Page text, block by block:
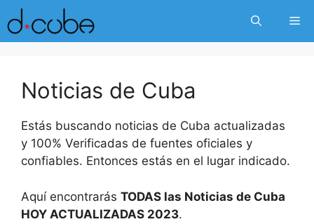
Skip
to
content
Noticias de Cuba
Estás buscando noticias de Cuba actualizadas
y 100% Verificadas de fuentes oficiales y
confiables. Entonces estás en el lugar indicado.
Aquí encontrarás TODAS las Noticias de Cuba
HOY ACTUALIZADAS 2023.